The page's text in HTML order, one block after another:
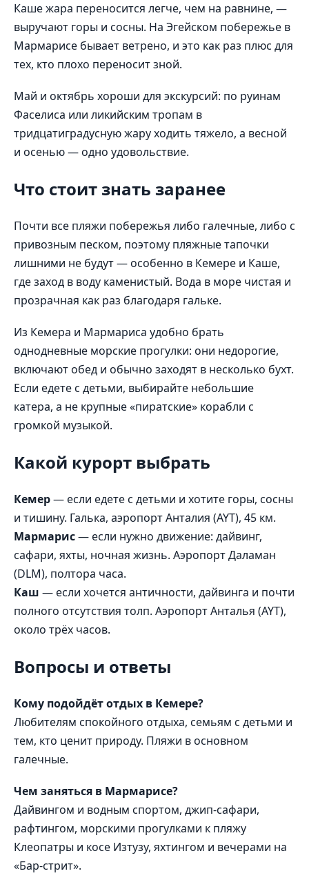
Каше жара переносится легче, чем на равнине, —
выручают горы и сосны. На Эгейском побережье в
Мармарисе бывает ветрено, и это как раз плюс для
тех, кто плохо переносит зной.
Май и октябрь хороши для экскурсий: по руинам
Фаселиса или ликийским тропам в
тридцатиградусную жару ходить тяжело, а весной
и осенью — одно удовольствие.
Что стоит знать заранее
Почти все пляжи побережья либо галечные, либо с
привозным песком, поэтому пляжные тапочки
лишними не будут — особенно в Кемере и Каше,
где заход в воду каменистый. Вода в море чистая и
прозрачная как раз благодаря гальке.
Из Кемера и Мармариса удобно брать
однодневные морские прогулки: они недорогие,
включают обед и обычно заходят в несколько бухт.
Если едете с детьми, выбирайте небольшие
катера, а не крупные «пиратские» корабли с
громкой музыкой.
Какой курорт выбрать
Кемер— если едете с детьми и хотите горы, сосны
и тишину. Галька, аэропорт Анталия (AYT), 45 км.
Мармарис— если нужно движение: дайвинг,
сафари, яхты, ночная жизнь. Аэропорт Даламан
(DLM), полтора часа.
Каш — если хочется античности, дайвинга и почти
полного отсутствия толп. Аэропорт Анталья (AYT),
около трёх часов.
Вопросы и ответы
Кому подойдёт отдых в Кемере?
Любителям спокойного отдыха, семьям с детьми и
тем, кто ценит природу. Пляжи в основном
галечные.
Чем заняться в Мармарисе?
Дайвингом и водным спортом, джип-сафари,
рафтингом, морскими прогулками к пляжу
Клеопатры и косе Изтузу, яхтингом и вечерами на
«Бар-стрит».